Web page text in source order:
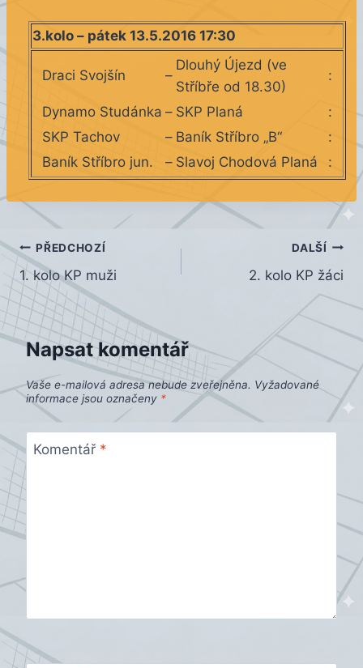
3.kolo – pátek 13.5.2016 17:30
Draci Svojšín –
Dlouhý Újezd (ve
Stříbře od 18.30)
:
Dynamo Studánka – SKP Planá
:
SKP Tachov
– Baník Stříbro „B“
:
Baník Stříbro jun.
– Slavoj Chodová Planá :
Navigace
pro
příspěvek
PŘEDCHOZÍ
1. kolo KP muži
DALŠÍ
2. kolo KP žáci
Napsat komentář
Vaše e-mailová adresa nebude zveřejněna. Vyžadované
informace jsou označeny *
Komentář *